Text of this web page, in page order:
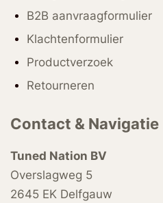
B2B aanvraagformulier
Klachtenformulier
Productverzoek
Retourneren
Contact & Navigatie
Tuned Nation BV
Overslagweg 5
2645 EK Delfgauw